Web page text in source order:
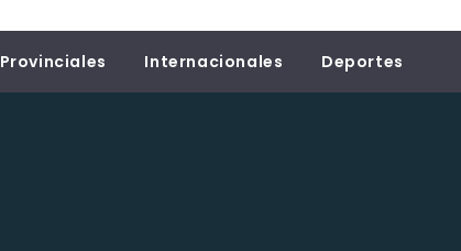
Provinciales Internacionales Deportes